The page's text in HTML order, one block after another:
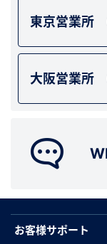
東京営業所
大阪営業所
お客様サポート